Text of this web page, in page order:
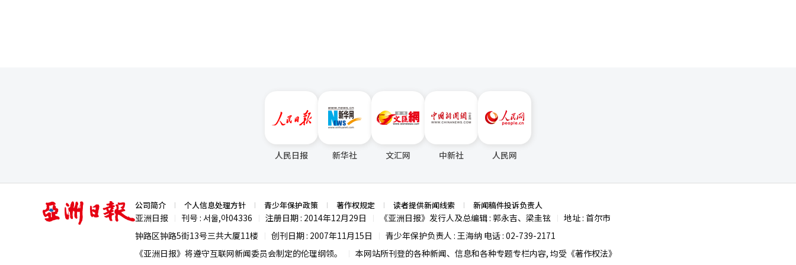
人民日报 新华社 文汇网 中新社 人民网
亚
洲
日
公司简介 个人信息处理方针 青少年保护政策 著作权规定 读者提供新闻线索 新闻稿件投诉负责人
亚洲日报 刊号 : 서울,아04336 注册日期 : 2014年12月29日 《亚洲日报》发行人及总编辑 : 郭永吉、梁圭铉
地址 : 首尔市
钟路区钟路5街13号三共大厦11楼
创刊日期 : 2007年11月15日
青少年保护负责人 : 王海纳 电话 : 02-739-2171
《亚洲日报》将遵守互联网新闻委员会制定的伦理纲领。
本网站所刊登的各种新闻、信息和各种专题专栏内容, 均受《著作权法》